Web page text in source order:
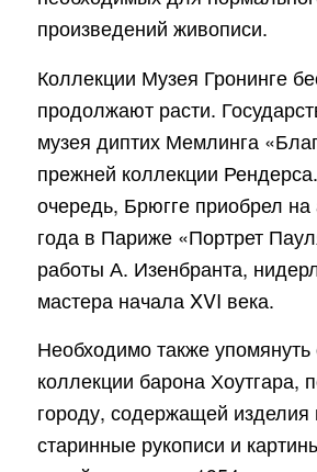
произведений живописи.
Коллекции Музея Гронинге
продолжают расти.
музея диптих Мемлинга
прежней коллекции
очередь, Брюгге приобрел на
года в Париже «Портрет
работы А. Изенбранта,
мастера начала XVI века.
Необходимо также упомянуть
коллекции барона Хоутгара,
городу, содержащей изделия
старинные рукописи и